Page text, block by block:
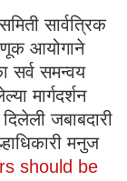
सार्वत्रिक
आयोगाने
सर्व समन्वय
मार्गदर्शन
जबाबदारी
मनुज
should be